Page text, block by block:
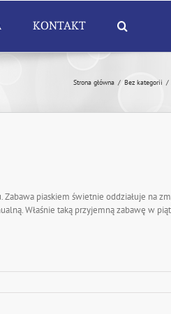
KONTAKT
Strona główna / Bez kategorii /
piaskiem świetnie oddziałuje na
Właśnie taką przyjemną zabawę w